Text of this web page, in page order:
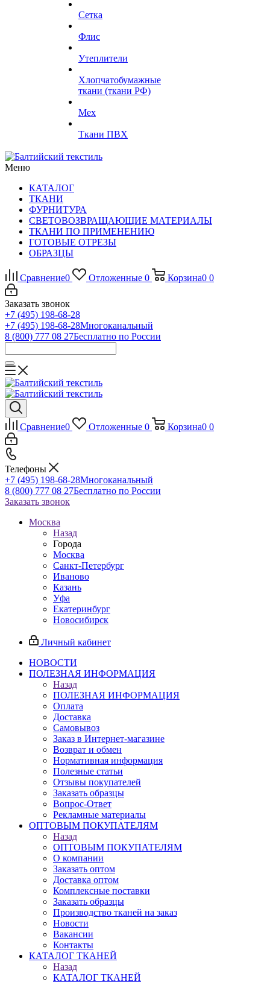
Сетка
Флис
Утеплители
Хлопчатобумажные
ткани (ткани РФ)
Мех
Ткани ПВХ
Меню
КАТАЛОГ
ТКАНИ
ФУРНИТУРА
СВЕТОВОЗВРАЩАЮЩИЕ МАТЕРИАЛЫ
ТКАНИ ПО ПРИМЕНЕНИЮ
ГОТОВЫЕ ОТРЕЗЫ
ОБРАЗЦЫ
Сравнение0 Отложенные 0 Корзина0 0
Заказать звонок
+7 (495) 198-68-28
+7 (495) 198-68-28Многоканальный
8 (800) 777 08 27Бесплатно по России
Сравнение0 Отложенные 0 Корзина0 0
Телефоны
+7 (495) 198-68-28Многоканальный
8 (800) 777 08 27Бесплатно по России
Заказать звонок
Москва
Назад
Города
Москва
Санкт-Петербург
Иваново
Казань
Уфа
Екатеринбург
Новосибирск
Личный кабинет
НОВОСТИ
ПОЛЕЗНАЯ ИНФОРМАЦИЯ
Назад
ПОЛЕЗНАЯ ИНФОРМАЦИЯ
Оплата
Доставка
Самовывоз
Заказ в Интернет-магазине
Возврат и обмен
Нормативная информация
Полезные статьи
Отзывы покупателей
Заказать образцы
Вопрос-Ответ
Рекламные материалы
ОПТОВЫМ ПОКУПАТЕЛЯМ
Назад
ОПТОВЫМ ПОКУПАТЕЛЯМ
О компании
Заказать оптом
Доставка оптом
Комплексные поставки
Заказать образцы
Производство тканей на заказ
Новости
Вакансии
Контакты
КАТАЛОГ ТКАНЕЙ
Назад
КАТАЛОГ ТКАНЕЙ